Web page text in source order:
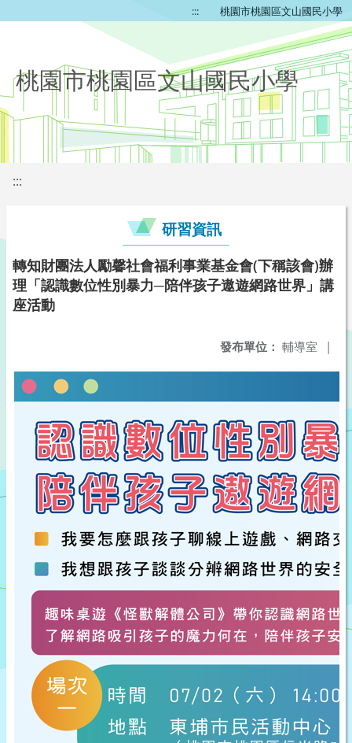
::: 桃園市桃園區文山國民小學
桃園市桃園區文山國民小學
:::
研習資訊
轉知財團法人勵馨社會福利事業基金會(下稱該會)辦
理「認識數位性別暴力─陪伴孩子遨遊網路世界」講
座活動
發布單位： 輔導室 |